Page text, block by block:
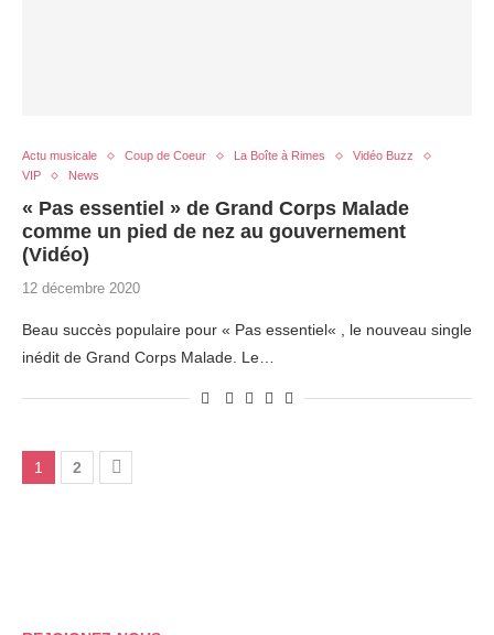
Actu musicale Coup de Coeur La Boîte à Rimes
Vidéo Buzz
VIP
News
« Pas essentiel » de Grand Corps Malade
comme un pied de nez au gouvernement
(Vidéo)
12 décembre 2020
Beau succès populaire pour « Pas essentiel« , le nouveau single
inédit de Grand Corps Malade. Le…
1 2